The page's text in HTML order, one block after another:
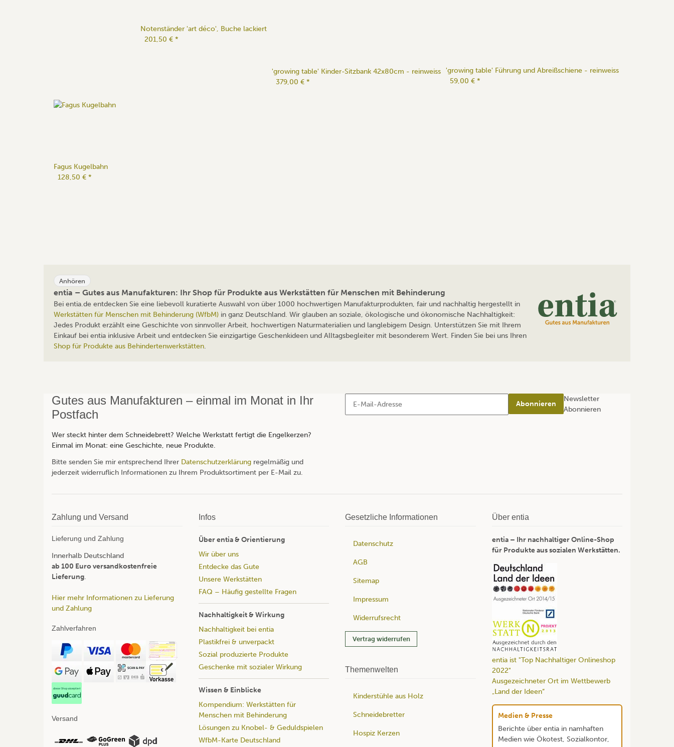
Notenständer 'art déco', Buche lackiert
201,50 € *
'growing table' Kinder-Sitzbank 42x80cm - reinweiss
379,00 € *
'growing table' Führung und Abreißschiene - reinweiss
59,00 € *
Fagus Kugelbahn
128,50 € *
Anhören
entia – Gutes aus Manufakturen: Ihr Shop für Produkte aus Werkstätten für Menschen mit Behinderung
Bei entia.de entdecken Sie eine liebevoll kuratierte Auswahl von über 1000 hochwertigen Manufakturprodukten, fair und nachhaltig hergestellt in
Werkstätten für Menschen mit Behinderung (WfbM) in ganz Deutschland. Wir glauben an soziale, ökologische und ökonomische Nachhaltigkeit:
Jedes Produkt erzählt eine Geschichte von sinnvoller Arbeit, hochwertigen Naturmaterialien und langlebigem Design. Unterstützen Sie mit Ihrem
Einkauf bei entia inklusive Arbeit und entdecken Sie einzigartige Geschenkideen und Alltagsbegleiter mit besonderem Wert. Finden Sie bei uns Ihren
Shop für Produkte aus Behindertenwerkstätten.
Gutes aus Manufakturen – einmal im Monat in Ihr
Postfach
Wer steckt hinter dem Schneidebrett? Welche Werkstatt fertigt die Engelkerzen?
Einmal im Monat: eine Geschichte, neue Produkte.
Bitte senden Sie mir entsprechend Ihrer Datenschutzerklärung regelmäßig und
jederzeit widerruflich Informationen zu Ihrem Produktsortiment per E-Mail zu.
Abonnieren
Newsletter
Abonnieren
Zahlung und Versand
Lieferung und Zahlung
Innerhalb Deutschland
ab 100 Euro versandkostenfreie
Lieferung.
Hier mehr Informationen zu Lieferung
und Zahlung
Zahlverfahren
Versand
Infos
Über entia & Orientierung
Wir über uns
Entdecke das Gute
Unsere Werkstätten
FAQ – Häufig gestellte Fragen
Nachhaltigkeit & Wirkung
Nachhaltigkeit bei entia
Plastikfrei & unverpackt
Sozial produzierte Produkte
Geschenke mit sozialer Wirkung
Wissen & Einblicke
Kompendium: Werkstätten für
Menschen mit Behinderung
Lösungen zu Knobel- & Geduldspielen
WfbM-Karte Deutschland
Gesetzliche Informationen
Datenschutz
AGB
Sitemap
Impressum
Widerrufsrecht
Vertrag widerrufen
Themenwelten
Kinderstühle aus Holz
Schneidebretter
Hospiz Kerzen
Über entia
entia – Ihr nachhaltiger Online-Shop
für Produkte aus sozialen Werkstätten.
entia ist "Top Nachhaltiger Onlineshop
2022"
Ausgezeichneter Ort im Wettbewerb
„Land der Ideen“
Medien & Presse
Berichte über entia in namhaften
Medien wie Ökotest, Sozialkontor,